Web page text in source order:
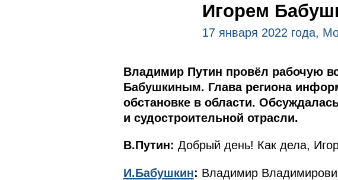
Игорем
17 января 2022 года,
Владимир Путин провёл рабочую
Бабушкиным. Глава региона
обстановке в области.
и судостроительной отрасли.
В.Путин: Добрый день! Как дела,
И.Бабушкин: Владимир